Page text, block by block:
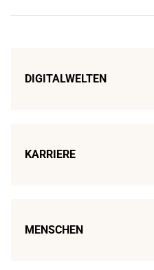
DIGITALWELTEN
KARRIERE
MENSCHEN